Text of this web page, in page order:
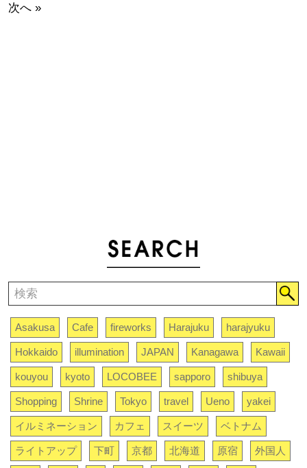
次へ »
Asakusa Cafe fireworks Harajuku harajyuku
Hokkaido illumination JAPAN Kanagawa Kawaii
kouyou kyoto LOCOBEE sapporo shibuya
Shopping Shrine Tokyo travel Ueno yakei
イルミネーション カフェ スイーツ ベトナム
ライトアップ 下町 京都 北海道 原宿 外国人